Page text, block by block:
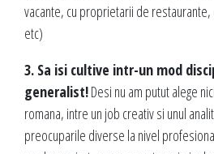
vacante, cu proprietarii de
etc)
3. Sa isi cultive intr-un mod
generalist!Desi nu am putut alege
romana, intre un job creativ si unul
preocuparile diverse la nivel